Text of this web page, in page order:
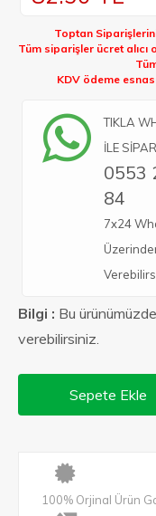
Toptan
Tüm siparişler ücret
KDV ödeme
TIKLA
İLE
0553
84
7x24
Bilgi : Bu
verebilirsiniz.
Sepete Ekle
100% Orjinal Ürün